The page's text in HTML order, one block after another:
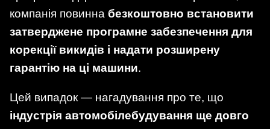
компанія повинна безкоштовно встановити
затверджене програмне забезпечення для
корекції викидів і надати розширену
гарантію на ці машини.
Цей випадок — нагадування про те, що
індустрія автомобілебудування ще довго